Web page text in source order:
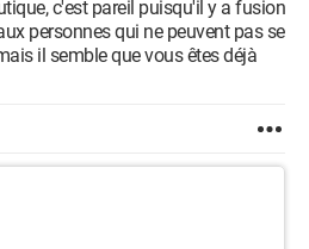
c'est pareil puisqu'il y a fusion
personnes qui ne peuvent pas se
il semble que vous êtes déjà